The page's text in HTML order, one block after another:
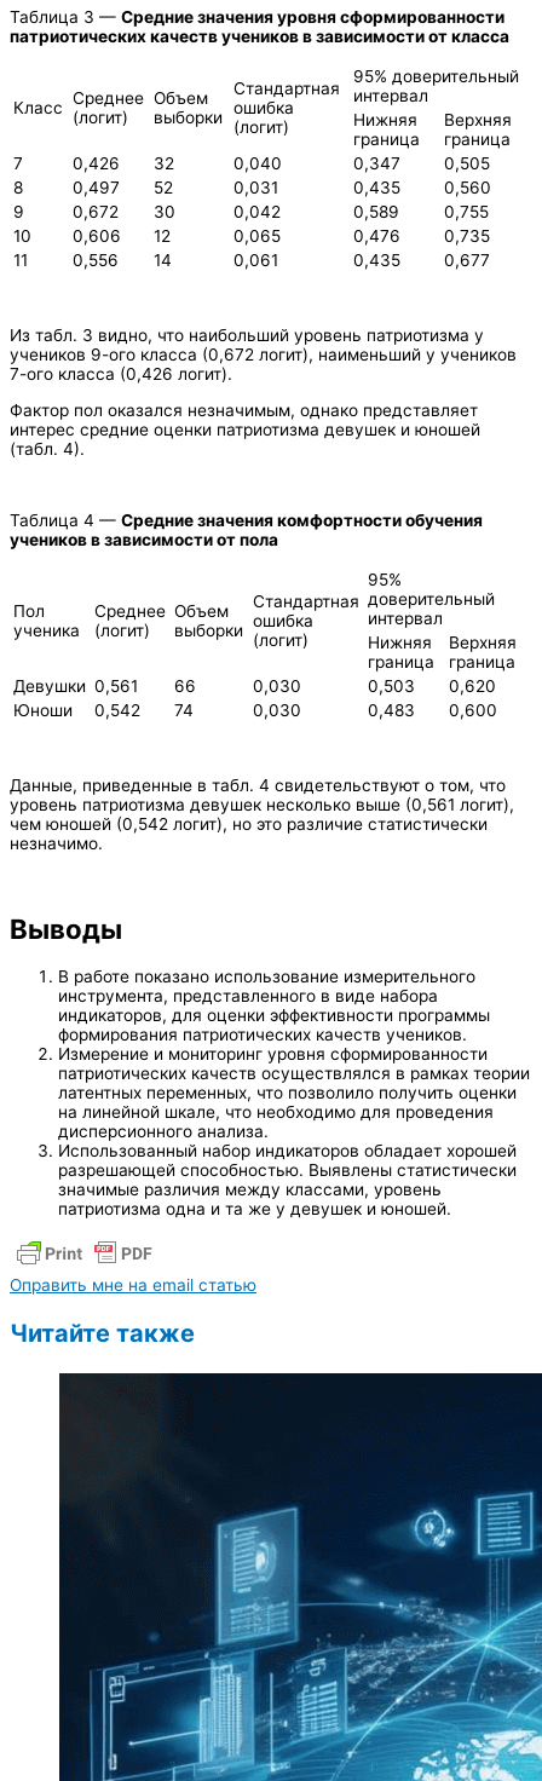
Таблица 3 — Средние значения уровня сформированности
патриотических качеств учеников в зависимости от класса
Класс Среднее
(логит)
Объем
выборки
Стандартная
ошибка
(логит)
95% доверительный
интервал
Нижняя
граница
Верхняя
граница
7
0,426 32 0,040 0,347
0,505
8
0,497 52 0,031 0,435
0,560
9
0,672 30 0,042 0,589
0,755
10
0,606 12 0,065 0,476
0,735
11
0,556 14 0,061 0,435 0,677
Из табл. 3 видно, что наибольший уровень патриотизма у
учеников 9-ого класса (0,672 логит), наименьший у учеников
7-ого класса (0,426 логит).
Фактор пол оказался незначимым, однако представляет
интерес средние оценки патриотизма девушек и юношей
(табл. 4).
Таблица 4 — Средние значения комфортности обучения
учеников в зависимости от пола
Пол
ученика
Среднее
(логит)
Объем
выборки
Стандартная
ошибка
(логит)
95%
доверительный
интервал
Нижняя
граница
Верхняя
граница
Девушки 0,561 66 0,030 0,503
0,620
Юноши
0,542 74 0,030 0,483 0,600
Данные, приведенные в табл. 4 свидетельствуют о том, что
уровень патриотизма девушек несколько выше (0,561 логит),
чем юношей (0,542 логит), но это различие статистически
незначимо.
Выводы
В работе показано использование измерительного
инструмента, представленного в виде набора
индикаторов, для оценки эффективности программы
формирования патриотических качеств учеников.
Измерение и мониторинг уровня сформированности
патриотических качеств осуществлялся в рамках теории
латентных переменных, что позволило получить оценки
на линейной шкале, что необходимо для проведения
дисперсионного анализа.
Использованный набор индикаторов обладает хорошей
разрешающей способностью. Выявлены статистически
значимые различия между классами, уровень
патриотизма одна и та же у девушек и юношей.
Оправить мне на email статью
Читайте также